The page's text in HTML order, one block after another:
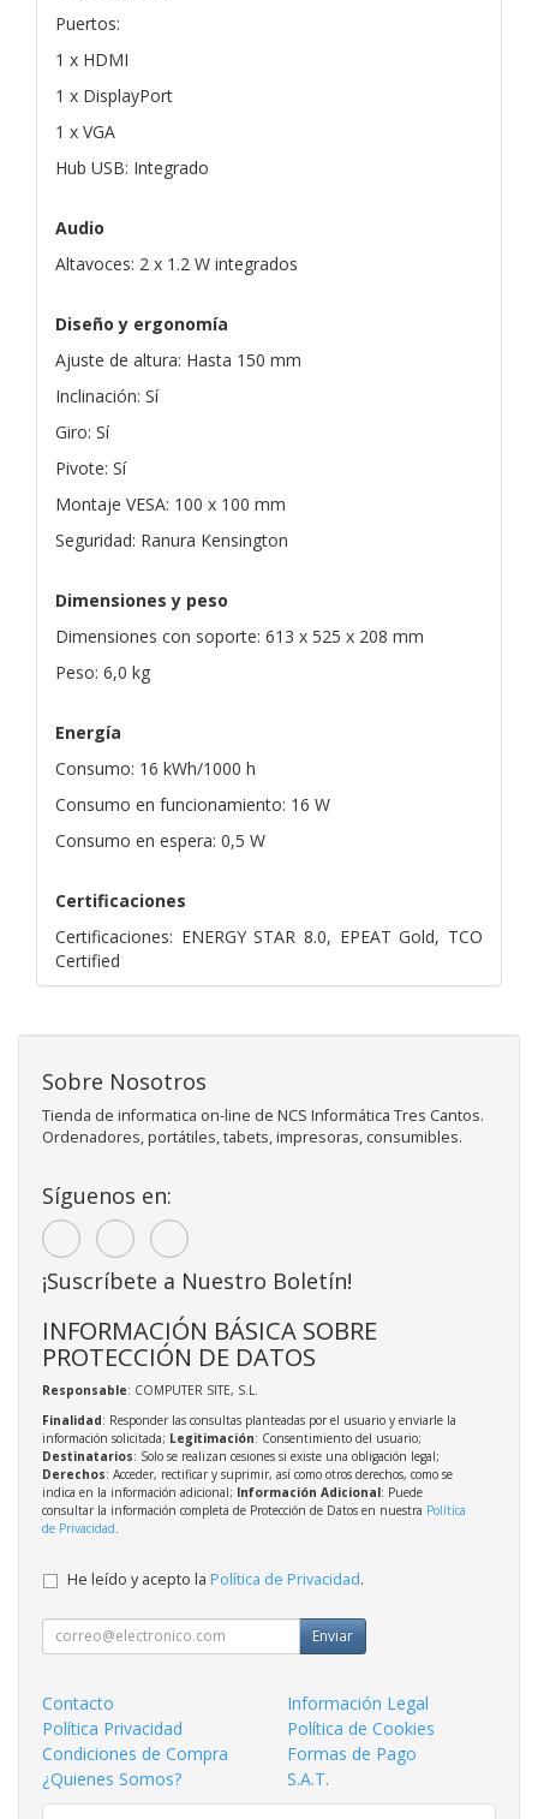
Puertos:
1 x HDMI
1 x DisplayPort
1 x VGA
Hub USB: Integrado
Audio
Altavoces: 2 x 1.2 W integrados
Diseño y ergonomía
Ajuste de altura: Hasta 150 mm
Inclinación: Sí
Giro: Sí
Pivote: Sí
Montaje VESA: 100 x 100 mm
Seguridad: Ranura Kensington
Dimensiones y peso
Dimensiones con soporte: 613 x 525 x 208 mm
Peso: 6,0 kg
Energía
Consumo: 16 kWh/1000 h
Consumo en funcionamiento: 16 W
Consumo en espera: 0,5 W
Certificaciones
Certificaciones: ENERGY STAR 8.0, EPEAT Gold, TCO
Certified
Sobre Nosotros
Tienda de informatica on-line de NCS Informática Tres Cantos.
Ordenadores, portátiles, tabets, impresoras, consumibles.
Síguenos en:
¡Suscríbete a Nuestro Boletín!
INFORMACIÓN BÁSICA SOBRE
PROTECCIÓN DE DATOS
Responsable: COMPUTER SITE, S.L.
Finalidad: Responder las consultas planteadas por el usuario y enviarle la
información solicitada; Legitimación: Consentimiento del usuario;
Destinatarios: Solo se realizan cesiones si existe una obligación legal;
Derechos: Acceder, rectificar y suprimir, así como otros derechos, como se
indica en la información adicional; Información Adicional: Puede
consultar la información completa de Protección de Datos en nuestra Política
de Privacidad
He leído y acepto la Política de Privacidad.
Enviar
Contacto
Información Legal
Política Privacidad
Política de Cookies
Condiciones de Compra
Formas de Pago
¿Quienes Somos?
S.A.T.